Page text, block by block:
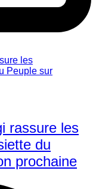
rassure les
du
prochaine